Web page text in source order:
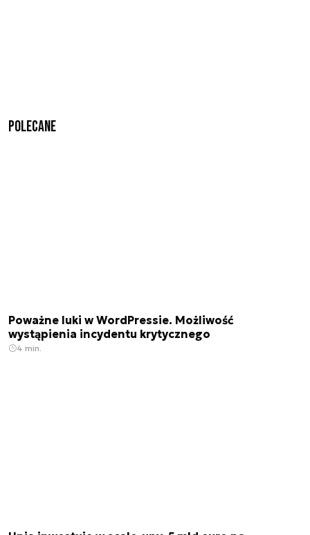
Polecane
Poważne luki w WordPressie. Możliwość
wystąpienia incydentu krytycznego
4 min.